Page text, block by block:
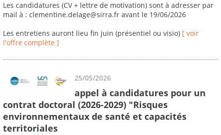
Les candidatures (CV + lettre de motivation) sont à adresser par
mail à : clementine.delage@sirra.fr avant le 19/06/2026
Les entretiens auront lieu fin juin (présentiel ou visio) [ voir
l'offre complète ]
25/05/2026
appel à candidatures pour un
contrat doctoral (2026-2029) "Risques
environnementaux de santé et capacités
territoriales